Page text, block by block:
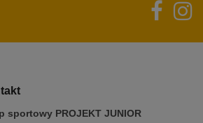
sportowy PROJEKT JUNIOR